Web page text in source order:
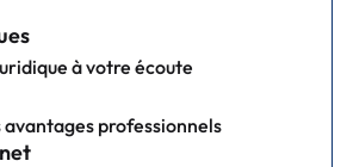
à votre écoute
avantages professionnels